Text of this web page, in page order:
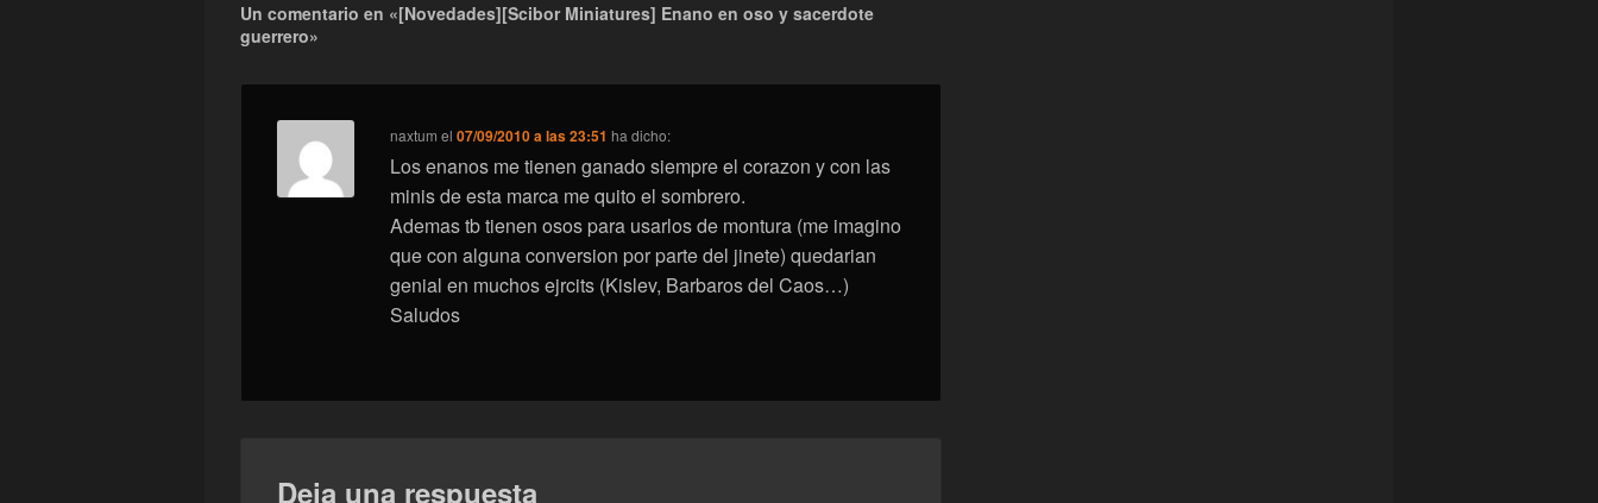
Un comentario en «[Novedades][Scibor Miniatures] Enano en oso y sacerdote
guerrero»
naxtum el07/09/2010 a las 23:51 ha dicho:
Los enanos me tienen ganado siempre el corazon y con las
minis de esta marca me quito el sombrero.
Ademas tb tienen osos para usarlos de montura (me imagino
que con alguna conversion por parte del jinete) quedarian
genial en muchos ejrcits (Kislev, Barbaros del Caos…)
Saludos
Deja una respuesta